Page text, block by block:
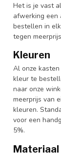
Het is je vast
afwerking een
bestellen in
tegen
Kleuren
Al onze
kleur te
naar onze
meerprijs van
kleuren.
voor een
5%.
Materiaal